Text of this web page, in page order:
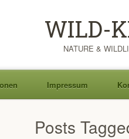
WILD-
NATURE &
Impressum
Posts